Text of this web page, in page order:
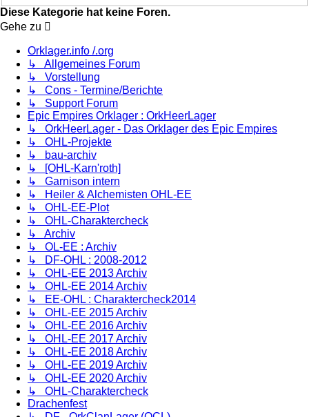
Diese Kategorie hat keine Foren.
Gehe zu
Orklager.info /.org
↳ Allgemeines Forum
↳ Vorstellung
↳ Cons - Termine/Berichte
↳ Support Forum
Epic Empires Orklager : OrkHeerLager
↳ OrkHeerLager - Das Orklager des Epic Empires
↳ OHL-Projekte
↳ bau-archiv
↳ [OHL-Karn'roth]
↳ Garnison intern
↳ Heiler & Alchemisten OHL-EE
↳ OHL-EE-Plot
↳ OHL-Charaktercheck
↳ Archiv
↳ OL-EE : Archiv
↳ DF-OHL : 2008-2012
↳ OHL-EE 2013 Archiv
↳ OHL-EE 2014 Archiv
↳ EE-OHL : Charaktercheck2014
↳ OHL-EE 2015 Archiv
↳ OHL-EE 2016 Archiv
↳ OHL-EE 2017 Archiv
↳ OHL-EE 2018 Archiv
↳ OHL-EE 2019 Archiv
↳ OHL-EE 2020 Archiv
↳ OHL-Charaktercheck
Drachenfest